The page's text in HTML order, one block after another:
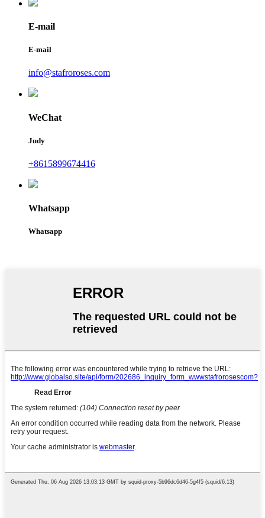
E-mail
E-mail
info@stafroroses.com
WeChat
Judy
+8615899674416
Whatsapp
Whatsapp